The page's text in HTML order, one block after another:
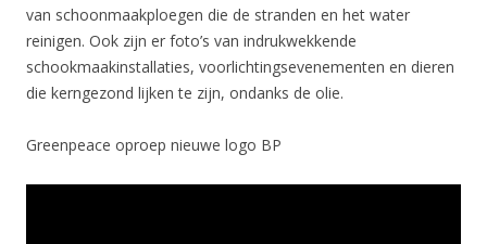
van schoonmaakploegen die de stranden en het water
reinigen. Ook zijn er foto’s van indrukwekkende
schookmaakinstallaties, voorlichtingsevenementen en dieren
die kerngezond lijken te zijn, ondanks de olie.
Greenpeace oproep nieuwe logo BP